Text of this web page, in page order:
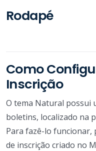
Rodapé
Como
Inscrição
O tema Natural possui
boletins, localizado na
Para fazê-lo funcionar,
de inscrição criado no